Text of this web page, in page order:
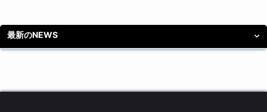
最新のNEWS